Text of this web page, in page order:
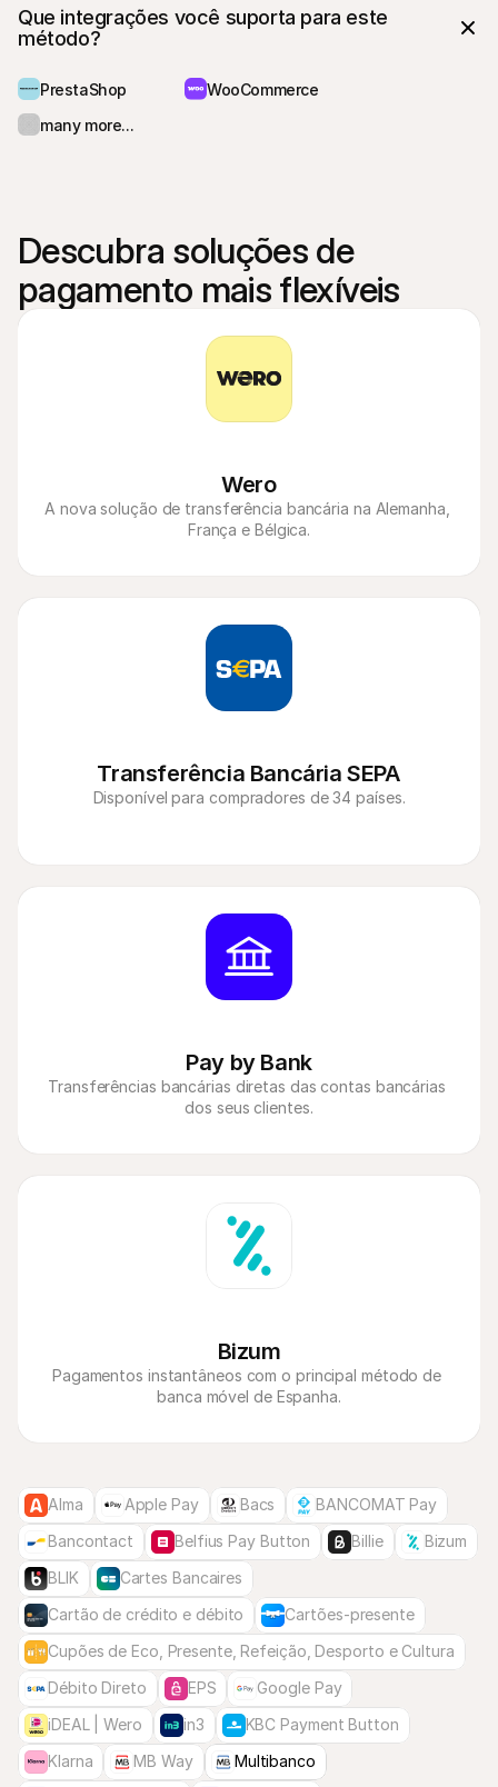
Que integrações você suporta para este
método?
PrestaShop
WooCommerce
many more...
Descubra soluções de
pagamento mais flexíveis
Wero
A nova solução de transferência bancária na Alemanha,
França e Bélgica.
Transferência Bancária SEPA
Disponível para compradores de 34 países.
Pay by Bank
Transferências bancárias diretas das contas bancárias
Bizum
Pagamentos instantâneos com o principal método de
banca móvel de Espanha.
Alma Apple Pay Bacs
BANCOMAT Pay
Bancontact
Belfius Pay Button Billie
Bizum
BLIK
Cartes Bancaires
Cartão de crédito e débito
Cartões-presente
Cupões de Eco, Presente, Refeição, Desporto e Cultura
Débito Direto
EPS
Google Pay
iDEAL | Wero
in3
KBC Payment Button
Klarna
MB Way
Multibanco